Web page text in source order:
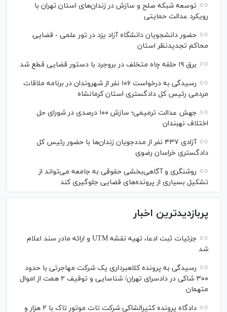
توسعه شبکه‌ صلح و سازش در زندان‌های استان تهران با
رویکرد عدالت حمایتی
حضور دانشجویان دانشگاه آزاد یزد در تور علمی - قضایی
محاکم تجدیدنظر استان
برق ۱۹ حلقه چاه متخلف در بروجرد با دستور قضایی قطع شد
رسیدگی به درخواست ۱۰۶ نفر از شهروندان در برنامه ملاقات
مردمی رئیس کل دادگستری استان کرمانشاه
جهش عدالت ترمیمی؛ سازش ۱۰۰ درصدی در شورای حل
اختلاف نهبندان
آزادی ۴۳۷ نفر از مددجویان زندان‌ها با حضور رئیس کل
دادگستری خراسان رضوی
روشنگری و آگاهی‌بخشی حقوقی به جامعه می‌تواند از
تشکیل بسیاری از پرونده‌های قضایی جلوگیری کند
پربازدیدترین اخبار
جزئیات ثبت ادعا، تهیه نقشه UTM و ارائه مادر سند اعلام
شد
رسیدگی به پرونده کلاهبرداری یک شرکت مهاجرتی با حدود
۳۰۰ شاکی در دادسرای تهران/ شناسایی و توقیف ۲ همت از اموال
متهمان
دادگاه پرونده کثیرالشاکی شرکت تات موتور تاک با ۲ هزار و